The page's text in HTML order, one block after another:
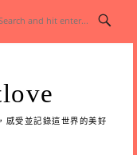
感受並記錄這世界的美好